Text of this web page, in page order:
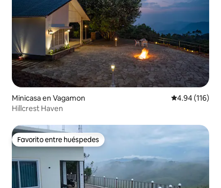
Minicasa en Vagamon Calificación
4.94 (116)
Hillcrest Haven
Favorito entre huéspedes
Favorito entre huéspedes